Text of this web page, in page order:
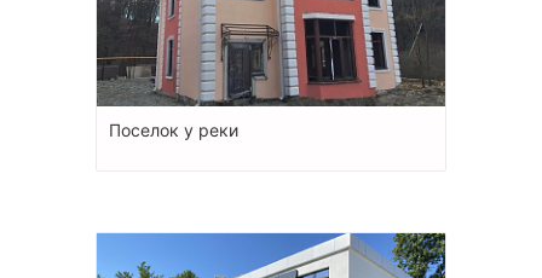
Поселок у реки